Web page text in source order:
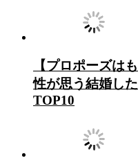
【プロポーズは
性が思う結婚し
TOP10